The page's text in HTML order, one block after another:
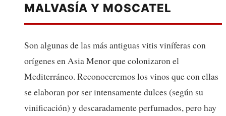
MALVASÍA Y MOSCATEL
Son algunas de las más antiguas vitis viníferas con
orígenes en Asia Menor que colonizaron el
Mediterráneo. Reconoceremos los vinos que con ellas
se elaboran por ser intensamente dulces (según su
vinificación) y descaradamente perfumados, pero hay